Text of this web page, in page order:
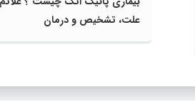
علت، تشخیص و درمان